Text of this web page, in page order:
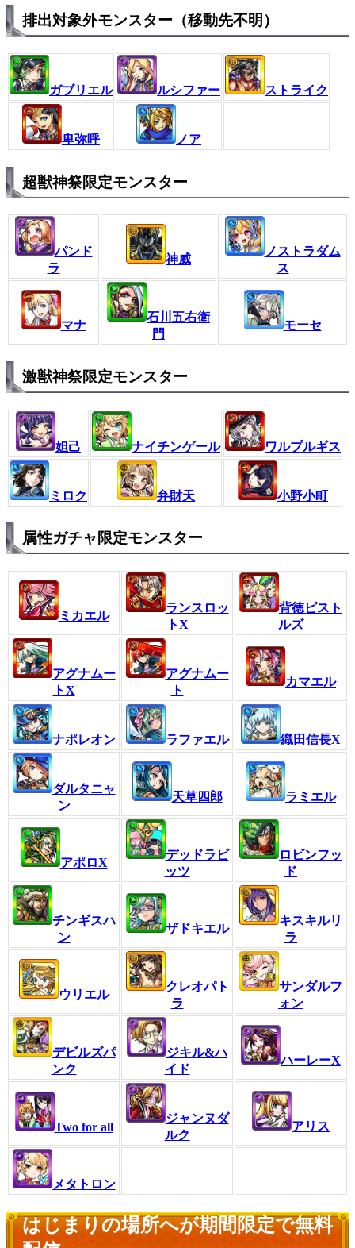
排出対象外モンスター（移動先不明）
ガブリエル ルシファー ストライク
卑弥呼 ノア
超獣神祭限定モンスター
パンド
ラ
神威
ノストラダム
ス
マナ
石川五右衛
門
モーセ
激獣神祭限定モンスター
妲己 ナイチンゲール ワルプルギス
ミロク 弁財天 小野小町
属性ガチャ限定モンスター
ミカエル
ランスロッ
トX
背徳ピスト
ルズ
アグナムー
トX
アグナムー
ト
カマエル
ナポレオン ラファエル 織田信長X
ダルタニャ
ン
天草四郎 ラミエル
アポロX
デッドラビ
ッツ
ロビンフッ
ド
チンギスハ
ン
ザドキエル
キスキルリ
ラ
ウリエル
クレオパト
ラ
サンダルフ
ォン
デビルズパ
ンク
ジキル&ハ
イド
ハーレーX
Two for all
ジャンヌダ
ルク
アリス
メタトロン
はじまりの場所へが期間限定で無料